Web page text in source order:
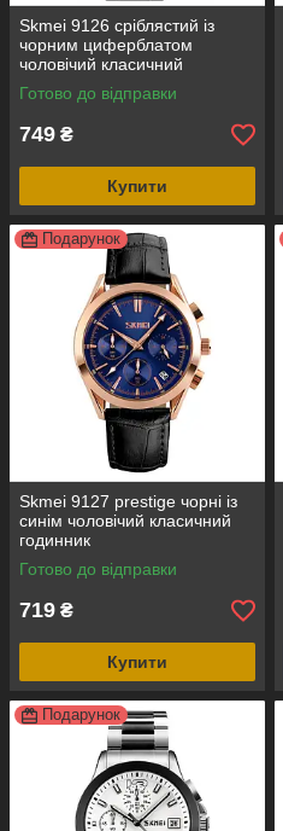
Skmei 9126 сріблястий із
чорним циферблатом
чоловічий класичний
годинник
Готово до відправки
749 ₴
Купити
Подарунок
Skmei 9127 prestige чорні із
синім чоловічий класичний
годинник
Готово до відправки
719 ₴
Купити
Подарунок